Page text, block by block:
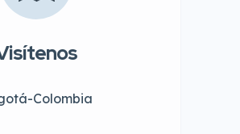
Colombia